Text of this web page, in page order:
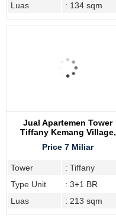
Luas
: 134 sqm
Jual Apartemen Tower
Tiffany Kemang Village,
Price 7 Miliar
Tower
: Tiffany
Type Unit
: 3+1 BR
Luas
: 213 sqm